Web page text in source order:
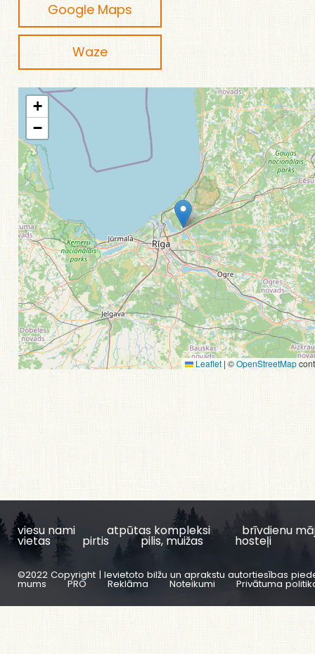
Google Maps
Waze
+
−
Leaflet | ©OpenStreetMap
viesu nami atpūtas kompleksi brīvdienu
vietas pirtis pilis, muižas hosteļi
©2022 Copyright | Ievietoto bilžu un aprakstu autortiesības
mums PRO Reklāma Noteikumi Privātuma